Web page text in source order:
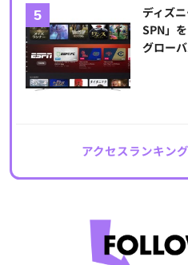
ディズ
SPN」
グロー
アクセスランキン